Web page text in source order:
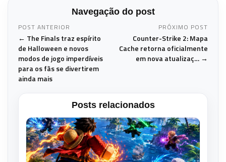
Navegação do post
POST ANTERIOR
← The Finals traz espírito
de Halloween e novos
modos de jogo imperdíveis
para os fãs se divertirem
ainda mais
PRÓXIMO POST
Counter-Strike 2: Mapa
Cache retorna oficialmente
em nova atualizaç… →
Posts relacionados